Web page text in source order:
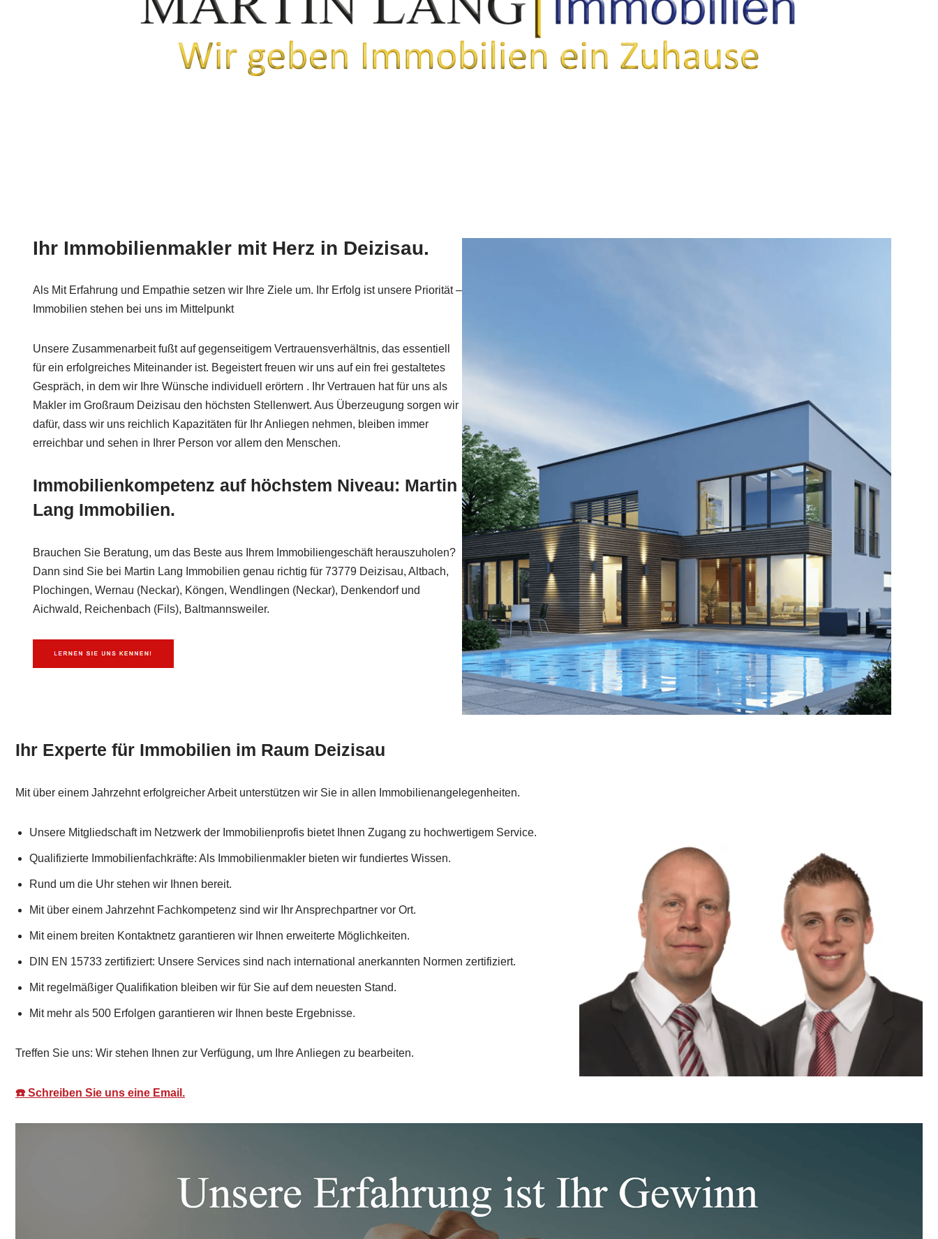
Ihr Immobilienmakler mit Herz in Deizisau.
Als Mit Erfahrung und Empathie setzen wir Ihre Ziele um. Ihr Erfolg ist unsere Priorität –
Immobilien stehen bei uns im Mittelpunkt
Unsere Zusammenarbeit fußt auf gegenseitigem Vertrauensverhältnis, das essentiell
für ein erfolgreiches Miteinander ist. Begeistert freuen wir uns auf ein frei gestaltetes
Gespräch, in dem wir Ihre Wünsche individuell erörtern . Ihr Vertrauen hat für uns als
Makler im Großraum Deizisau den höchsten Stellenwert. Aus Überzeugung sorgen wir
dafür, dass wir uns reichlich Kapazitäten für Ihr Anliegen nehmen, bleiben immer
erreichbar und sehen in Ihrer Person vor allem den Menschen.
Immobilienkompetenz auf höchstem Niveau: Martin
Lang Immobilien.
Brauchen Sie Beratung, um das Beste aus Ihrem Immobiliengeschäft herauszuholen?
Dann sind Sie bei Martin Lang Immobilien genau richtig für 73779 Deizisau, Altbach,
Plochingen, Wernau (Neckar), Köngen, Wendlingen (Neckar), Denkendorf und
Aichwald, Reichenbach (Fils), Baltmannsweiler.
Ihr Experte für Immobilien im Raum Deizisau
Mit über einem Jahrzehnt erfolgreicher Arbeit unterstützen wir Sie in allen Immobilienangelegenheiten.
Unsere Mitgliedschaft im Netzwerk der Immobilienprofis bietet Ihnen Zugang zu hochwertigem Service.
Qualifizierte Immobilienfachkräfte: Als Immobilienmakler bieten wir fundiertes Wissen.
Rund um die Uhr stehen wir Ihnen bereit.
Mit über einem Jahrzehnt Fachkompetenz sind wir Ihr Ansprechpartner vor Ort.
Mit einem breiten Kontaktnetz garantieren wir Ihnen erweiterte Möglichkeiten.
DIN EN 15733 zertifiziert: Unsere Services sind nach international anerkannten Normen zertifiziert.
Mit regelmäßiger Qualifikation bleiben wir für Sie auf dem neuesten Stand.
Mit mehr als 500 Erfolgen garantieren wir Ihnen beste Ergebnisse.
Treffen Sie uns: Wir stehen Ihnen zur Verfügung, um Ihre Anliegen zu bearbeiten.
☎️ Schreiben Sie uns eine Email.